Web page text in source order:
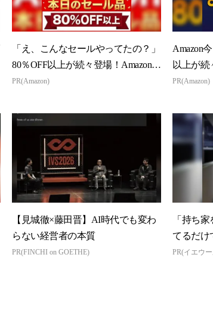
「え、こんなセールやってたの？」
80％OFF以上が続々登場！Amazonの
本気が...
PR(Amazon)
Amazon
以上が続
PR(Amazon)
【見城徹×藤田晋】AI時代でも変わ
らない経営者の本質
PR(FINCHI on GOETHE)
「持ち
てるだけ
PR(イエウ